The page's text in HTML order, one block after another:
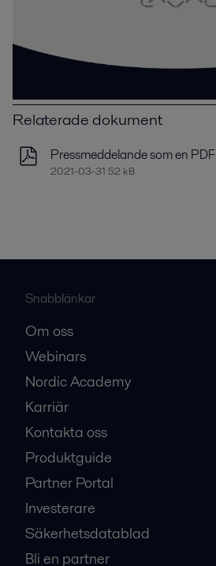
Relaterade dokument
Pressmeddelande som en PDF
2021-03-31 52 kB
Snabblänkar
Om oss
Webinars
Nordic Academy
Karriär
Kontakta oss
Produktguide
Partner Portal
Investerare
Säkerhetsdatablad
Bli en partner